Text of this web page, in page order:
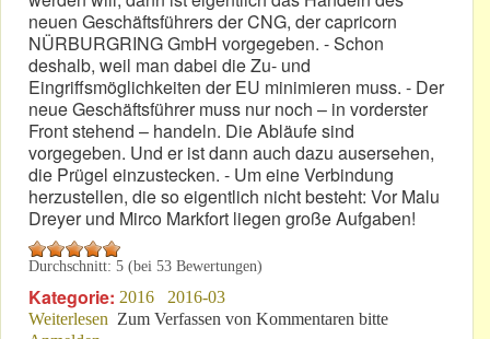
neuen Geschäftsführers der CNG, der capricorn
NÜRBURGRING GmbH vorgegeben. - Schon
deshalb, weil man dabei die Zu- und
Eingriffsmöglichkeiten der EU minimieren muss. - Der
neue Geschäftsführer muss nur noch – in vorderster
Front stehend – handeln. Die Abläufe sind
vorgegeben. Und er ist dann auch dazu ausersehen,
die Prügel einzustecken. - Um eine Verbindung
herzustellen, die so eigentlich nicht besteht: Vor Malu
Dreyer und Mirco Markfort liegen große Aufgaben!
Durchschnitt: 5 (bei 53 Bewertungen)
Kategorie: 2016
2016-03
Weiterlesen über 14. März 2016: Lieber Leser!
Zum Verfassen von Kommentaren bitte